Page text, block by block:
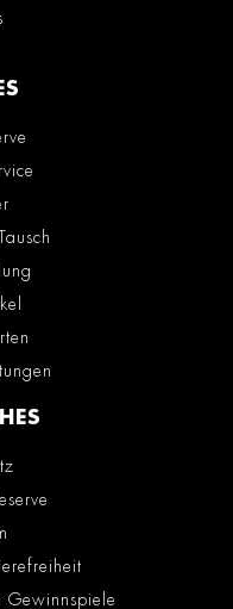
Gewinnspiele